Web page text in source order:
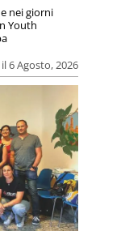
6 Agosto, 2026
nei giorni
Youth